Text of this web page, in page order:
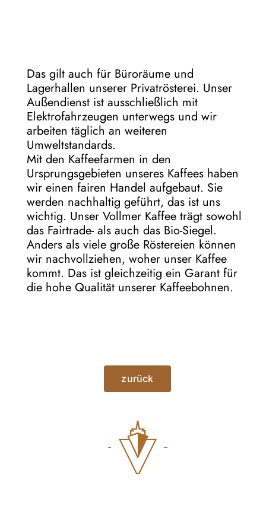
Das gilt auch für Büroräume und
Lagerhallen unserer Privatrösterei. Unser
Außendienst ist ausschließlich mit
Elektrofahrzeugen unterwegs und wir
arbeiten täglich an weiteren
Umweltstandards.
Mit den Kaffeefarmen in den
Ursprungsgebieten unseres Kaffees haben
wir einen fairen Handel aufgebaut. Sie
werden nachhaltig geführt, das ist uns
wichtig. Unser Vollmer Kaffee trägt sowohl
das Fairtrade- als auch das Bio-Siegel.
Anders als viele große Röstereien können
wir nachvollziehen, woher unser Kaffee
kommt. Das ist gleichzeitig ein Garant für
die hohe Qualität unserer Kaffeebohnen.
zurück